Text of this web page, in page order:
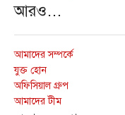
আরও…
আমাদের সম্পর্কে
যুক্ত হোন
অফিসিয়াল গ্রুপ
আমাদের টীম